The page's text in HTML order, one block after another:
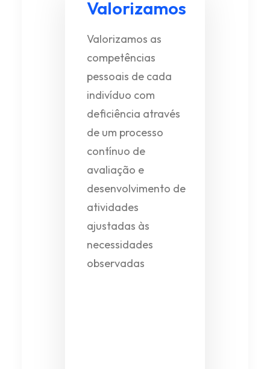
Valorizamos
Valorizamos as
competências
pessoais de cada
indivíduo com
deficiência através
de um processo
contínuo de
avaliação e
desenvolvimento de
atividades
ajustadas às
necessidades
observadas